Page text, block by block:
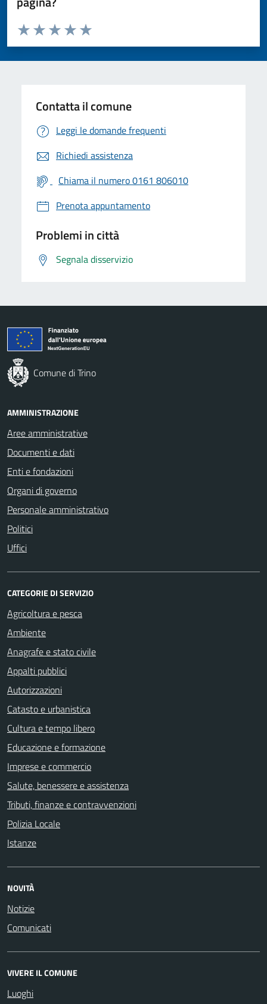
Valuta da 1 a 5 stelle la pagina
Valuta 5 stelle su 5
Valuta 4 stelle su 5
Valuta 3 stelle su 5
Valuta 2 stelle su 5
Valuta 1 stelle su 5
Contatta il comune
Leggi le domande frequenti
Richiedi assistenza
Chiama il numero 0161 806010
Prenota appuntamento
Problemi in città
Segnala disservizio
Comune di Trino
AMMINISTRAZIONE
Aree amministrative
Documenti e dati
Enti e fondazioni
Organi di governo
Personale amministrativo
Politici
Uffici
CATEGORIE DI SERVIZIO
Agricoltura e pesca
Ambiente
Anagrafe e stato civile
Appalti pubblici
Autorizzazioni
Catasto e urbanistica
Cultura e tempo libero
Educazione e formazione
Imprese e commercio
Salute, benessere e assistenza
Tributi, finanze e contravvenzioni
Polizia Locale
Istanze
NOVITÀ
Notizie
Comunicati
VIVERE IL COMUNE
Luoghi